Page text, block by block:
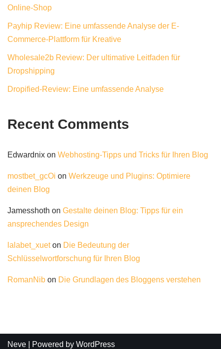
Online-Shop
Payhip Review: Eine umfassende Analyse der E-
Commerce-Plattform für Kreative
Wholesale2b Review: Der ultimative Leitfaden für
Dropshipping
Dropified-Review: Eine umfassende Analyse
Recent Comments
Edwardnix on Webhosting-Tipps und Tricks für Ihren Blog
mostbet_gcOi on Werkzeuge und Plugins: Optimiere
deinen Blog
Jamesshoth on Gestalte deinen Blog: Tipps für ein
ansprechendes Design
lalabet_xueton Die Bedeutung der
Schlüsselwortforschung für Ihren Blog
RomanNib on Die Grundlagen des Bloggens verstehen
Neve | Powered by WordPress